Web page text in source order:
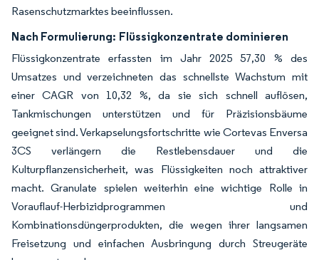
Rasenschutzmarktes beeinflussen.
Nach Formulierung: Flüssigkonzentrate dominieren
Flüssigkonzentrate erfassten im Jahr 2025 57,30 % des
Umsatzes und verzeichneten das schnellste Wachstum mit
einer CAGR von 10,32 %, da sie sich schnell auflösen,
Tankmischungen unterstützen und für Präzisionsbäume
geeignet sind. Verkapselungsfortschritte wie Cortevas Enversa
3CS verlängern die Restlebensdauer und die
Kulturpflanzensicherheit, was Flüssigkeiten noch attraktiver
macht. Granulate spielen weiterhin eine wichtige Rolle in
Vorauflauf-Herbizidprogrammen und
Kombinationsdüngerprodukten, die wegen ihrer langsamen
Freisetzung und einfachen Ausbringung durch Streugeräte